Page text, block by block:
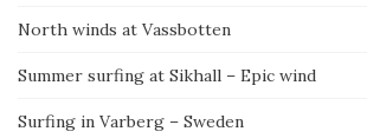
North winds at Vassbotten
Summer surfing at Sikhall – Epic wind
Surfing in Varberg – Sweden